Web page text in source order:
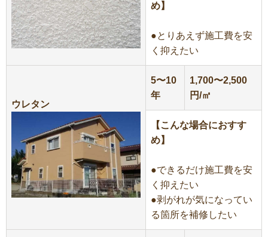
め】
●とりあえず施工費を安
く抑えたい
ウレタン
5〜10
年
1,700〜2,500
円/㎡
【こんな場合におすす
め】
●できるだけ施工費を安
く抑えたい
●剥がれが気になってい
る箇所を補修したい